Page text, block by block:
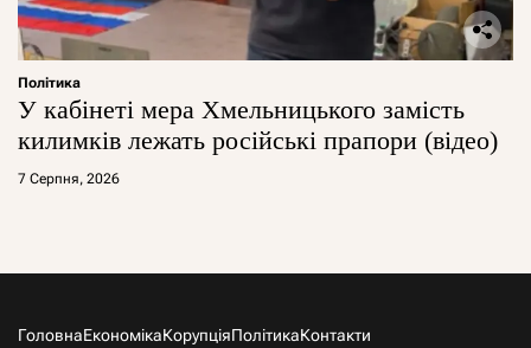
Політика
У кабінеті мера Хмельницького замість
килимків лежать російські прапори (відео)
7 Серпня, 2026
ГоловнаЕкономікаКорупціяПолітикаКонтакти